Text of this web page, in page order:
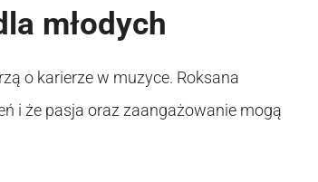
młodych
o karierze w muzyce. Roksana
i że pasja oraz zaangażowanie mogą